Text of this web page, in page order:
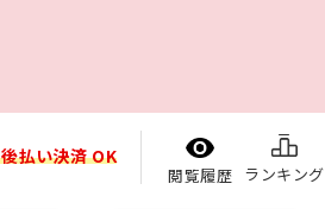
払い決済 OK
閲覧履歴 ランキング